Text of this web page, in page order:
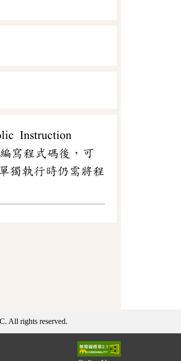
Instruction
寫程式碼後，可
獨執行時仍需將程
All rights reserved.